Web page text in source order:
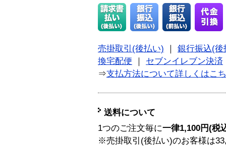
売掛取引(後払い)
銀行振込(後
換宅配便
セブンイレブン決済
⇒支払方法について詳しくはこ
送料について
1つのご注文毎に一律1,100円(税
※売掛取引(後払い)のお客様は